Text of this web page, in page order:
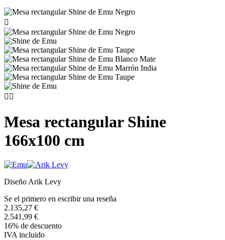

 
Mesa rectangular Shine
166x100 cm
Diseño Arik Levy
Se el primero en escribir una reseña
2.135,27 €
2.541,99 €
16% de descuento
IVA incluido